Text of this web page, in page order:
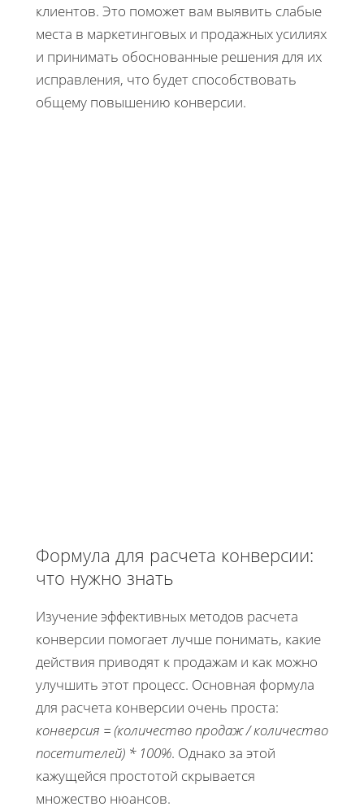
клиентов. Это поможет вам выявить слабые
места в маркетинговых и продажных усилиях
и принимать обоснованные решения для их
исправления, что будет способствовать
общему повышению конверсии.
Формула для расчета конверсии:
что нужно знать
Изучение эффективных методов расчета
конверсии помогает лучше понимать, какие
действия приводят к продажам и как можно
улучшить этот процесс. Основная формула
для расчета конверсии очень проста:
конверсия = (количество продаж / количество
посетителей) * 100%. Однако за этой
кажущейся простотой скрывается
множество нюансов.